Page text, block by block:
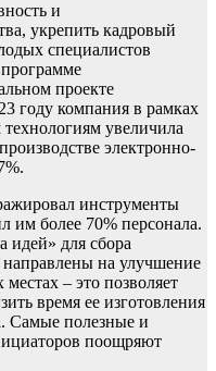
и
укрепить кадровый
специалистов
проекте
году компания в рамках
увеличила
электронно-
инструменты
им более 70% персонала.
идей» для сбора
на улучшение
– это позволяет
время ее изготовления
Самые полезные и
поощряют